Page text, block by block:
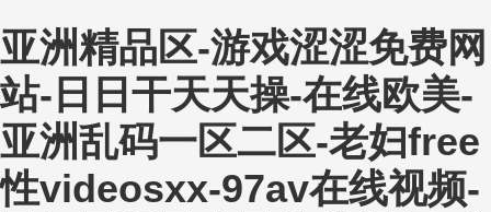
亚洲精品区-游戏涩涩免费网
站-日日干天天操-在线欧美-
亚洲乱码一区二区-老妇free
性videosxx-97av在线视频-